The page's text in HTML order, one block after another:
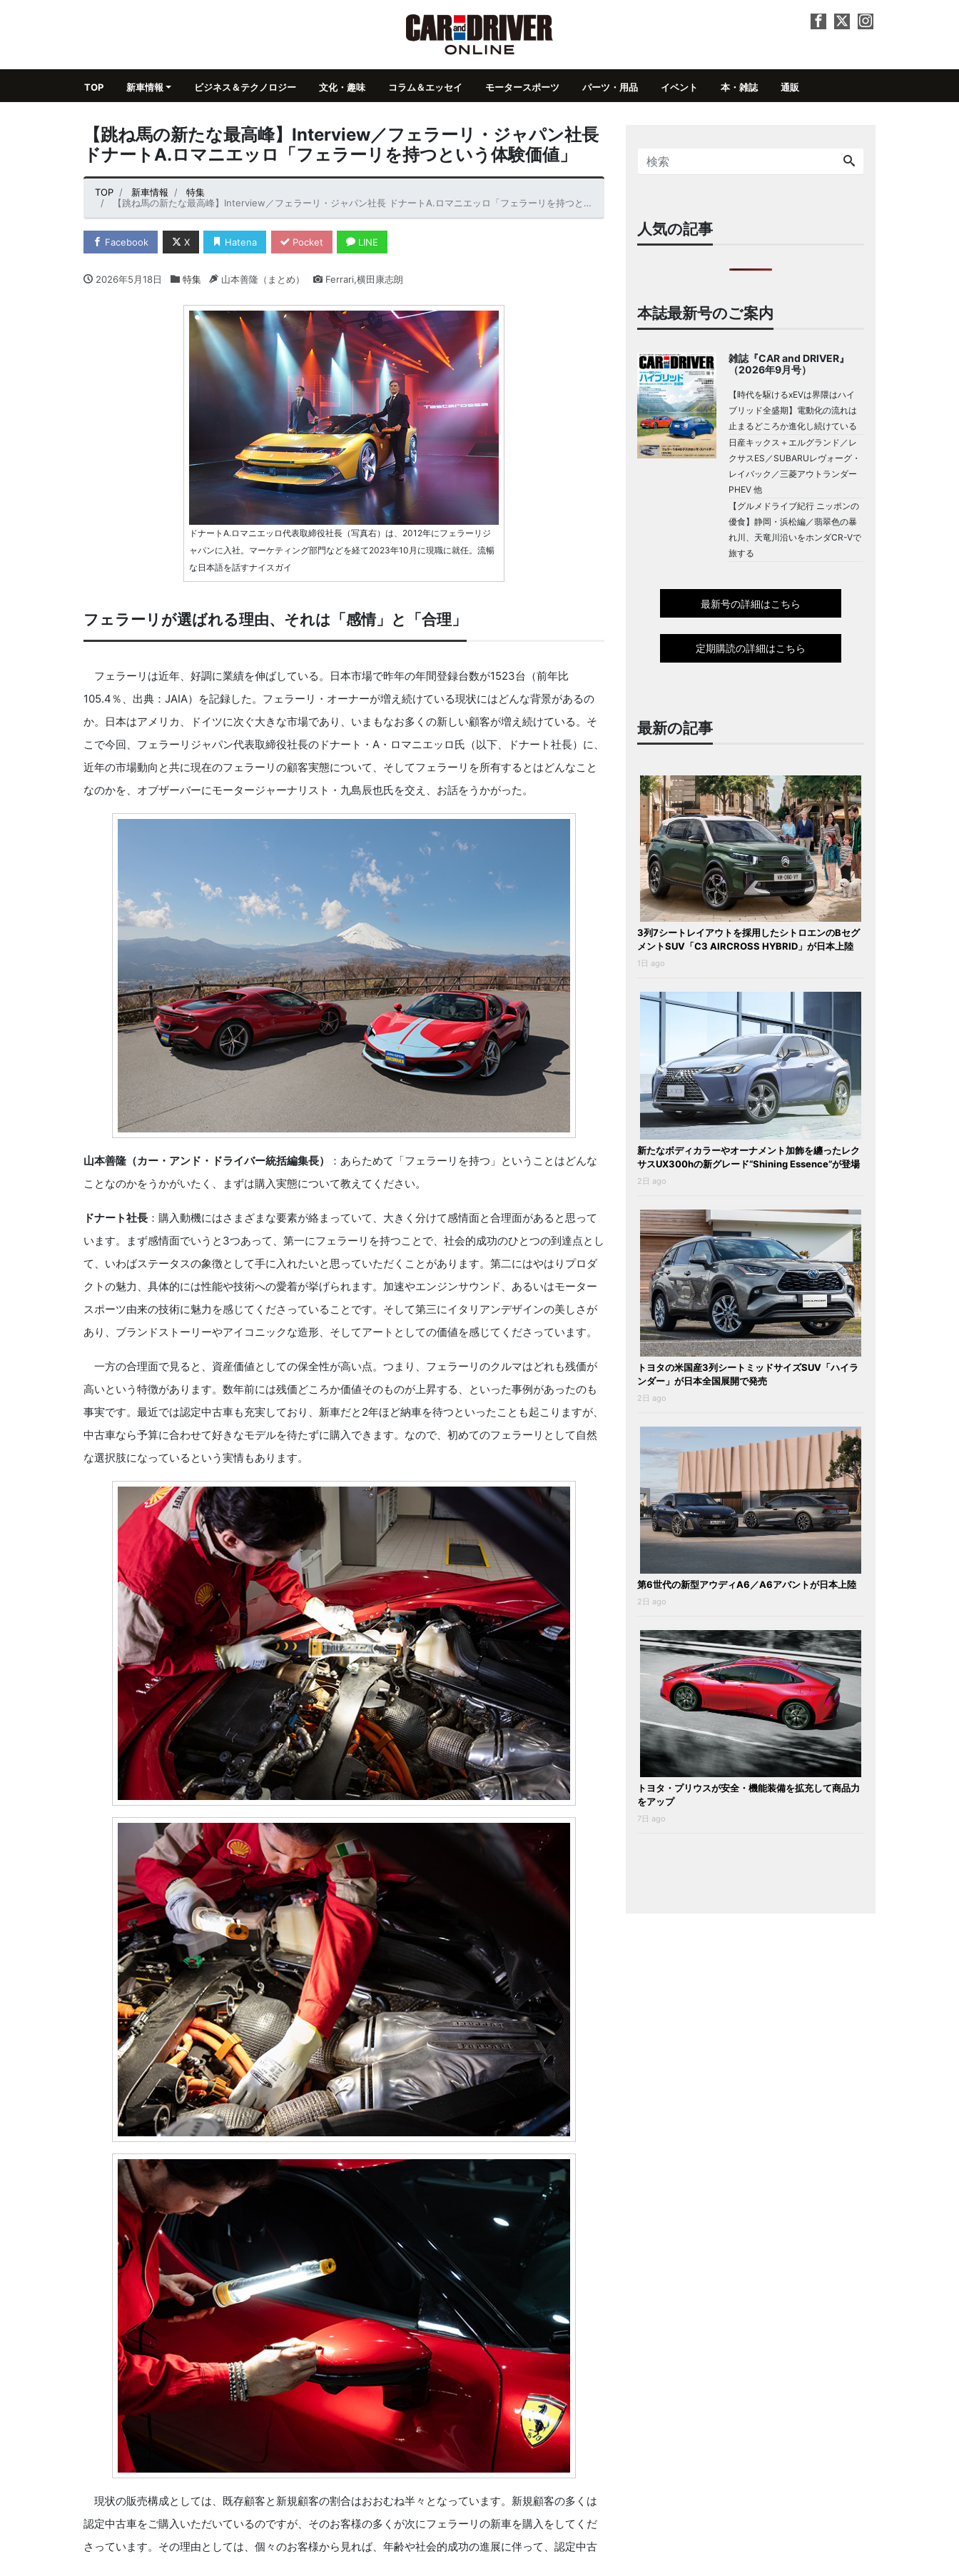
TOP 新車情報 ビジネス＆テクノロジー 文化・趣味 コラム＆エッセイ モータースポーツ パーツ・用品 イベント 本・雑誌 通販
【跳ね馬の新たな最高峰】Interview／フェラーリ・ジャパン社長
ドナートA.ロマニエッロ「フェラーリを持つという体験価値」
TOP 新車情報
特集
【跳ね馬の新たな最高峰】Interview／フェラーリ・ジャパン社長 ドナートA.ロマニエッロ「フェラーリを持つという体験価値」
Facebook X Hatena Pocket LINE
2026年5月18日 特集 山本善隆（まとめ） Ferrari,横田康志朗
ドナートA.ロマニエッロ代表取締役社長（写真右）は、2012年にフェラーリジ
ャパンに入社。マーケティング部門などを経て2023年10月に現職に就任。流暢
な日本語を話すナイスガイ
フェラーリが選ばれる理由、それは「感情」と「合理」
フェラーリは近年、好調に業績を伸ばしている。日本市場で昨年の年間登録台数が1523台（前年比
105.4％、出典：JAIA）を記録した。フェラーリ・オーナーが増え続けている現状にはどんな背景があるの
か。日本はアメリカ、ドイツに次ぐ大きな市場であり、いまもなお多くの新しい顧客が増え続けている。そ
こで今回、フェラーリジャパン代表取締役社長のドナート・A・ロマニエッロ氏（以下、ドナート社長）に、
近年の市場動向と共に現在のフェラーリの顧客実態について、そしてフェラーリを所有するとはどんなこと
なのかを、オブザーバーにモータージャーナリスト・九島辰也氏を交え、お話をうかがった。
山本善隆（カー・アンド・ドライバー統括編集長）
：あらためて「フェラーリを持つ」ということはどんな
ことなのかをうかがいたく、まずは購入実態について教えてください。
ドナート社長 ：購入動機にはさまざまな要素が絡まっていて、大きく分けて感情面と合理面があると思って
います。まず感情面でいうと3つあって、第一にフェラーリを持つことで、社会的成功のひとつの到達点とし
て、いわばステータスの象徴として手に入れたいと思っていただくことがあります。第二にはやはりプロダ
クトの魅力、具体的には性能や技術への愛着が挙げられます。加速やエンジンサウンド、あるいはモーター
スポーツ由来の技術に魅力を感じてくださっていることです。そして第三にイタリアンデザインの美しさが
あり、ブランドストーリーやアイコニックな造形、そしてアートとしての価値を感じてくださっています。
一方の合理面で見ると、資産価値としての保全性が高い点。つまり、フェラーリのクルマはどれも残価が
高いという特徴があります。数年前には残価どころか価値そのものが上昇する、といった事例があったのも
事実です。最近では認定中古車も充実しており、新車だと2年ほど納車を待つといったことも起こりますが、
中古車なら予算に合わせて好きなモデルを待たずに購入できます。なので、初めてのフェラーリとして自然
な選択肢になっているという実情もあります。
現状の販売構成としては、既存顧客と新規顧客の割合はおおむね半々となっています。新規顧客の多くは
認定中古車をご購入いただいているのですが、そのお客様の多くが次にフェラーリの新車を購入をしてくだ
さっています。その理由としては、個々のお客様から見れば、年齢や社会的成功の進展に伴って、認定中古
人気の記事
本誌最新号のご案内
雑誌『CAR and DRIVER』
（2026年9月号）
【時代を駆けるxEVは界隈はハイ
ブリッド全盛期】電動化の流れは
止まるどころか進化し続けている
日産キックス＋エルグランド／レ
クサスES／SUBARUレヴォーグ・
レイバック／三菱アウトランダー
PHEV 他
【グルメドライブ紀行 ニッポンの
優食】静岡・浜松編／翡翠色の暴
れ川、天竜川沿いをホンダCR-Vで
旅する
最新号の詳細はこちら
定期購読の詳細はこちら
最新の記事
3列7シートレイアウトを採用したシトロエンのBセグ
メントSUV「C3 AIRCROSS HYBRID」が日本上陸
1日 ago
新たなボディカラーやオーナメント加飾を纏ったレク
サスUX300hの新グレード“Shining Essence”が登場
2日 ago
トヨタの米国産3列シートミッドサイズSUV「ハイラ
ンダー」が日本全国展開で発売
2日 ago
第6世代の新型アウディA6／A6アバントが日本上陸
2日 ago
トヨタ・プリウスが安全・機能装備を拡充して商品力
をアップ
7日 ago